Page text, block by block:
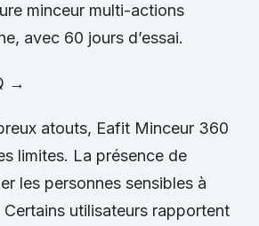
minceur multi-actions
avec 60 jours d’essai.
→
atouts, Eafit Minceur 360
limites. La présence de
les personnes sensibles à
utilisateurs rapportent